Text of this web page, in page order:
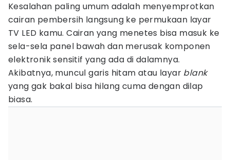
Kesalahan paling umum adalah menyemprotkan
cairan pembersih langsung ke permukaan layar
TV LED kamu. Cairan yang menetes bisa masuk ke
sela-sela panel bawah dan merusak komponen
elektronik sensitif yang ada di dalamnya.
Akibatnya, muncul garis hitam atau layar blank
yang gak bakal bisa hilang cuma dengan dilap
biasa.